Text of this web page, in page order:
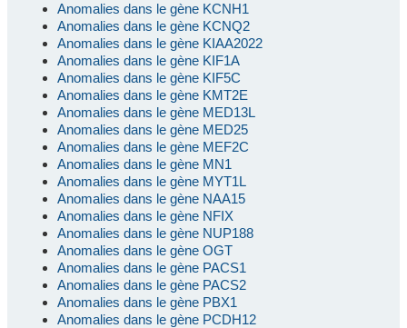
Anomalies dans le gène KCNH1
Anomalies dans le gène KCNQ2
Anomalies dans le gène KIAA2022
Anomalies dans le gène KIF1A
Anomalies dans le gène KIF5C
Anomalies dans le gène KMT2E
Anomalies dans le gène MED13L
Anomalies dans le gène MED25
Anomalies dans le gène MEF2C
Anomalies dans le gène MN1
Anomalies dans le gène MYT1L
Anomalies dans le gène NAA15
Anomalies dans le gène NFIX
Anomalies dans le gène NUP188
Anomalies dans le gène OGT
Anomalies dans le gène PACS1
Anomalies dans le gène PACS2
Anomalies dans le gène PBX1
Anomalies dans le gène PCDH12